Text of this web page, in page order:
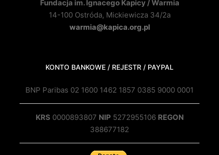
Fundacja im. Ignacego Kapicy / Warmia
14-100 Ostróda, Mickiewicza 34/2a
warmia@kapica.org.pl
KONTO BANKOWE / REJESTR / PAYPAL
BNP Paribas 02 1600 1462 1857 0385 9000 0001
KRS 0000893807 NIP 5272955106 REGON
388677182